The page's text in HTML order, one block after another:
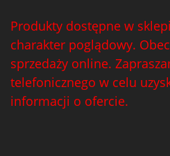
Produkty dostępne w
charakter poglądowy.
sprzedaży online.
telefonicznego w celu
informacji o ofercie.